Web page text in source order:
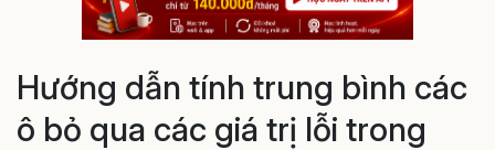
Hướng dẫn tính trung bình các
ô bỏ qua các giá trị lỗi trong